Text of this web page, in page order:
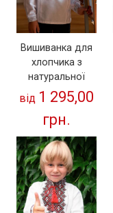
Вишиванка для
хлопчика з
натуральної
тканини "Козак"
(сіра вишивка)
від 1 295,00
грн.